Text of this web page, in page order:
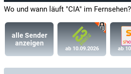
Wo und wann läuft "CIA" im Fernsehen?
alle Sender
anzeigen
ab 10.09.2026 ab